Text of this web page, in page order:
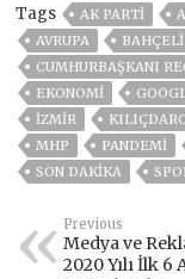
Tags AK PARTİ
AVRUPA
BAHÇELİ
CUMHURBAŞKANI
EKONOMİ
İZMIR
MHP
PANDEMİ
SON DAKIKA
Previous
Medya ve
2020 Yılı İlk 6